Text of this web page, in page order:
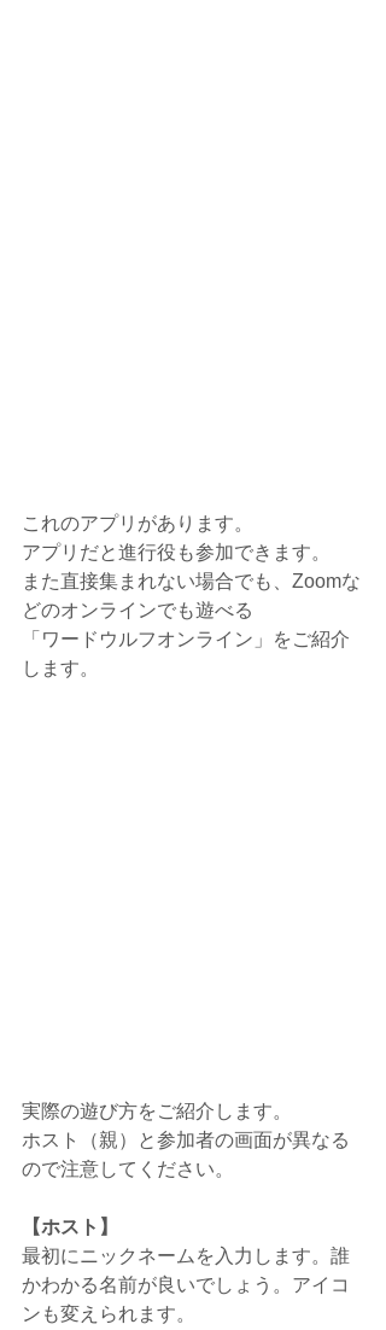
これのアプリがあります。
アプリだと進行役も参加できます。
また直接集まれない場合でも、Zoomな
どのオンラインでも遊べる
「ワードウルフオンライン」をご紹介
します。
実際の遊び方をご紹介します。
ホスト（親）と参加者の画面が異なる
ので注意してください。
【ホスト】
最初にニックネームを入力します。誰
かわかる名前が良いでしょう。アイコ
ンも変えられます。